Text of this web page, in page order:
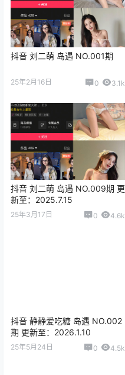
抖音 刘二萌 岛遇 NO.001期
25年2月16日 0 3.1k
抖音 刘二萌 岛遇 NO.009期 更
新至：2025.7.15
25年3月17日 0 4.6k
抖音 静静爱吃糖 岛遇 NO.002
期 更新至：2026.1.10
25年5月24日 0 4.5k